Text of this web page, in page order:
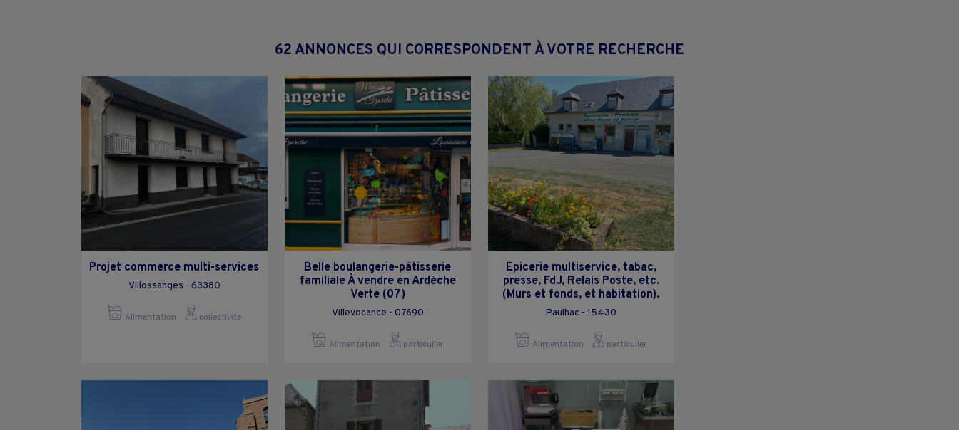
62 ANNONCES QUI CORRESPONDENT À VOTRE RECHERCHE
Projet commerce multi-services
Villossanges - 63380
Alimentation collectivite
Belle boulangerie-pâtisserie
familiale À vendre en Ardèche
Verte (07)
Villevocance - 07690
Alimentation particulier
Epicerie multiservice, tabac,
presse, FdJ, Relais Poste, etc.
(Murs et fonds, et habitation).
Paulhac - 15430
Alimentation particulier